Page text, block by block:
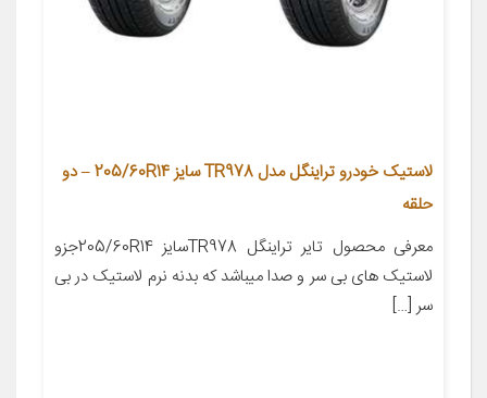
لاستیک خودرو تراینگل مدل TR978 سایز 205/60R14 – دو
حلقه
معرفی محصول تایر تراینگل TR978سایز 205/60R14جزو
لاستیک های بی سر و صدا میباشد که بدنه نرم لاستیک در بی
سر […]